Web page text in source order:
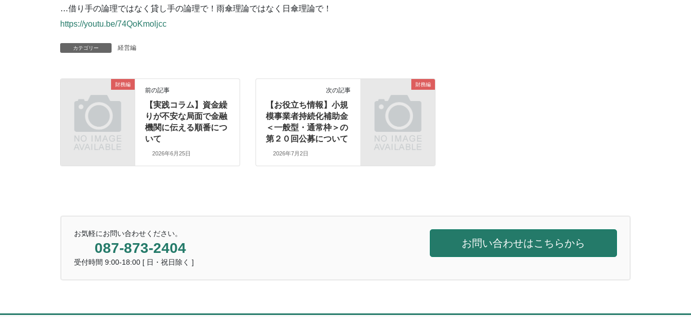
…借り手の論理ではなく貸し手の論理で！雨傘理論ではなく日傘理論で！
https://youtu.be/74QoKmoljcc
カテゴリー 経営編
財務編
前の記事
【実践コラム】資金繰
りが不安な局面で金融
機関に伝える順番につ
いて
2026年6月25日
財務編
次の記事
【お役立ち情報】小規
模事業者持続化補助金
＜一般型・通常枠＞の
第２０回公募について
2026年7月2日
お気軽にお問い合わせください。
087-873-2404
受付時間 9:00-18:00 [ 日・祝日除く ]
お問い合わせはこちらから